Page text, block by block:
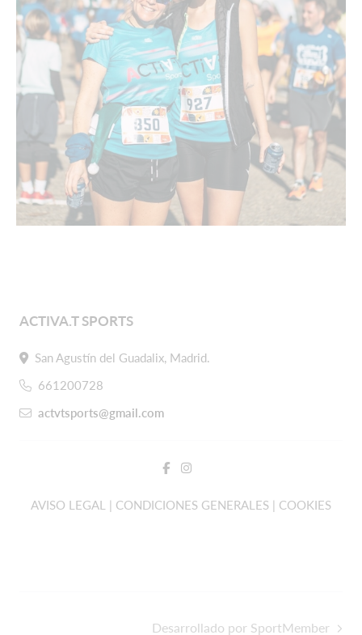
ACTIVA.T SPORTS
San Agustín del Guadalix, Madrid.
661200728
actvtsports@gmail.com
AVISO LEGAL | CONDICIONES GENERALES | COOKIES
Desarrollado por SportMember